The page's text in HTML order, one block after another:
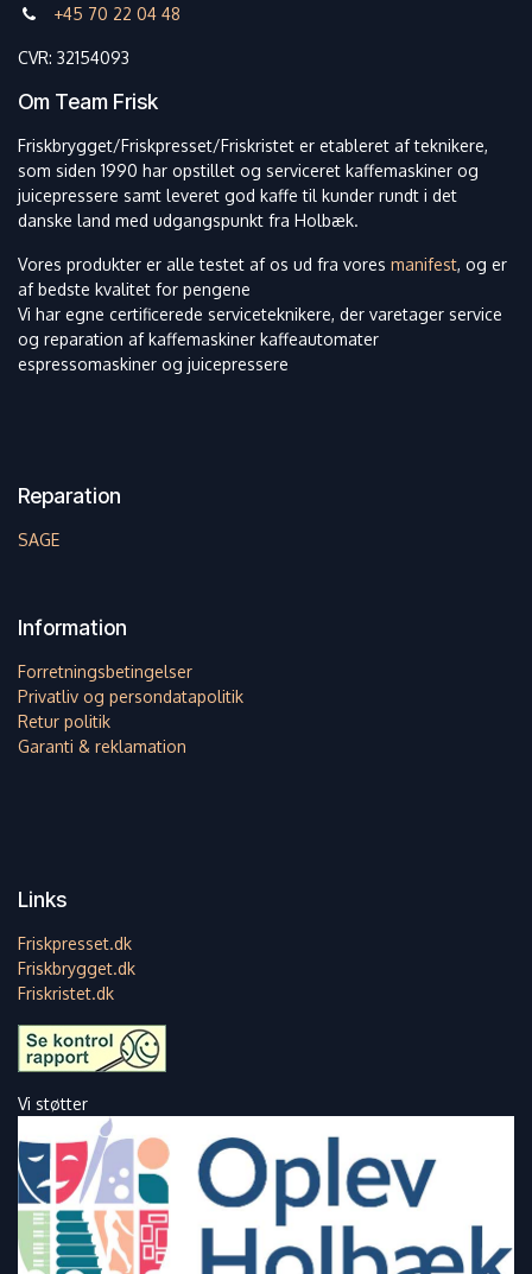
+45 70 22 04 48
CVR: 32154093
Om Team Frisk
Friskbrygget/Friskpresset/Friskristet er etableret af teknikere,
som siden 1990 har opstillet og serviceret kaffemaskiner og
juicepressere samt leveret god kaffe til kunder rundt i det
danske land med udgangspunkt fra Holbæk.
Vores produkter er alle testet af os ud fra vores manifest, og er
af bedste kvalitet for pengene
Vi har egne certificerede serviceteknikere, der varetager service
og reparation af kaffemaskiner kaffeautomater
espressomaskiner og juicepressere
Reparation
SAGE
Information
Forretningsbetingelser
Privatliv og persondatapolitik
Retur politik
Garanti & reklamation
Links
Friskpresset.dk
Friskbrygget.dk
Friskristet.dk
Vi støtter